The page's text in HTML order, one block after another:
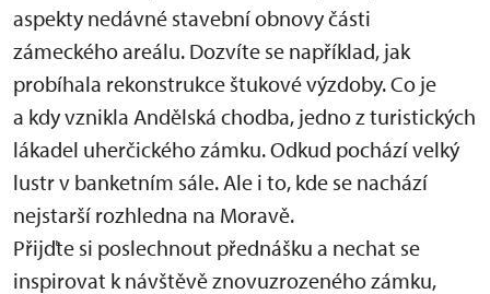
aspekty nedávné stavební obnovy části
zámeckého areálu. Dozvíte se například, jak
probíhala rekonstrukce štukové výzdoby. Co je
a kdy vznikla Andělská chodba, jedno z turistických
lákadel uherčického zámku. Odkud pochází velký
lustr v banketním sále. Ale i to, kde se nachází
nejstarší rozhledna na Moravě.
Přijďte si poslechnout přednášku a nechat se
inspirovat k návštěvě znovuzrozeného zámku,